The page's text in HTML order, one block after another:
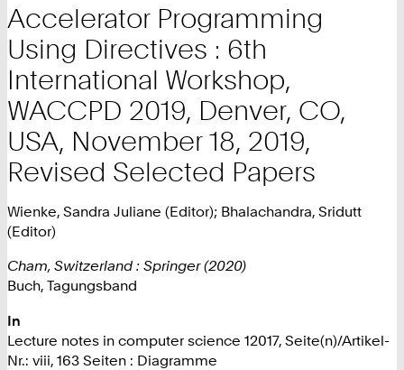
Accelerator Programming
Using Directives : 6th
International Workshop,
WACCPD 2019, Denver, CO,
USA, November 18, 2019,
Revised Selected Papers
Wienke, Sandra Juliane (Editor); Bhalachandra, Sridutt
(Editor)
Cham, Switzerland : Springer (2020)
Buch, Tagungsband
In
Lecture notes in computer science 12017, Seite(n)/Artikel-
Nr.: viii, 163 Seiten : Diagramme